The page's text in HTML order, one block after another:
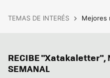
TEMAS DE INTERÉS Mejores
RECIBE "Xatakaletter",
SEMANAL